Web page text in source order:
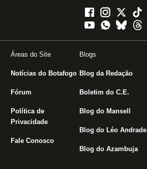
Áreas do Site
Notícias do Botafogo
Fórum
Política de
Privacidade
Fale Conosco
Blogs
Blog da Redação
Boletim do C.E.
Blog do Mansell
Blog do Léo Andrade
Blog do Azambuja